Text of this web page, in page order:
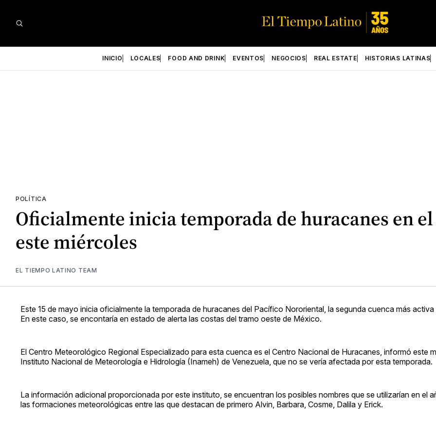
INICIO LOCALES FOOD AND DRINK EVENTOS NEGOCIOS REAL ESTATE HISTORIAS LATINAS
POLÍTICA
Oficialmente inicia temporada de huracanes en
este miércoles
EL TIEMPO LATINO TEAM
Este 15 de mayo inicia oficialmente la temporada de huracanes del Pacífico Nororiental, la segunda cuenca más activa
En este caso, se encontaría en estado de alerta las costas del tramo oeste de México.
El Centro Meteorológico Regional Especializado para esta cuenca es el Centro Nacional de Huracanes, informó este
Instituto Nacional de Meteorología e Hidrología (Inameh) de Venezuela, que no se vería afectada por esta temporada.
La información adicional proporcionada por este instituto, se encuentran los posibles nombres que se utilizarían en el
las formaciones meteorológicas entre las que destacan de primero Alvin, Barbara, Cosme, Dalila y Erick.